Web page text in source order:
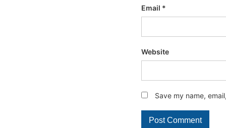
Email *
Website
Save my name,